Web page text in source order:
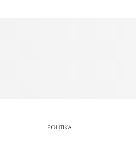
POLITIKA